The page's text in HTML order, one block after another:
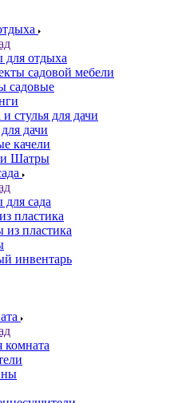
для отдыха
садовой мебели
садовые
стулья для дачи
дачи
качели
Шатры
для сада
пластика
пластика
инвентарь
комната